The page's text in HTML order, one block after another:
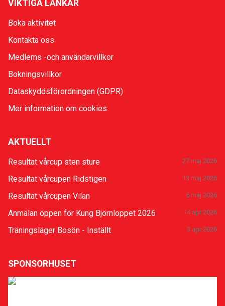
VIKTIGA LÄNKAR
Boka aktivitet
Kontakta oss
Medlems -och användarvillkor
Bokningsvillkor
Dataskyddsförordningen (GDPR)
Mer information om cookies
AKTUELLT
Resultat vårcup sten sture 27 maj 2026
Resultat vårcupen Ridstigen 13 maj 2026
Resultat vårcupen Vilan 6 maj 2026
Anmälan öppen för Kung Björnloppet 2026 14 apr 2026
Träningsläger Bosön - Inställt 3 apr 2026
SPONSORHUSET